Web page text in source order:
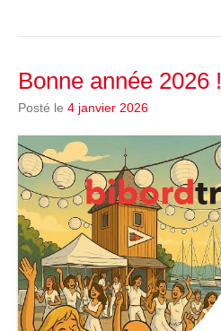
Bonne année 2026 !
Posté le 4 janvier 2026